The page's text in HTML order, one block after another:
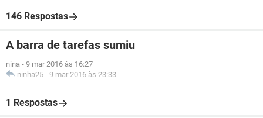
146 Respostas
A barra de tarefas sumiu
nina - 9 mar 2016 às 16:27
ninha25 - 9 mar 2016 às 23:33
1 Respostas